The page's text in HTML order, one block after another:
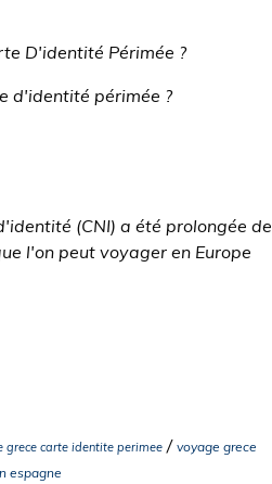
D'identité Périmée ?
d'identité périmée ?
(CNI) a été prolongée de
l'on peut voyager en Europe
grece carte identite perimee / voyage grece
espagne